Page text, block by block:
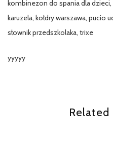
kombinezon do spania dla
karuzela, kołdry warszawa, pucio
słownik przedszkolaka, trixe
yyyyy